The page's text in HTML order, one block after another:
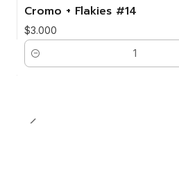
Cromo + Flakies #14
$3.000
Cantidad